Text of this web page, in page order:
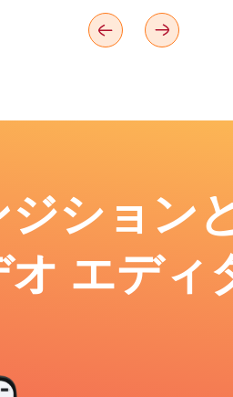
ション
オ エディ